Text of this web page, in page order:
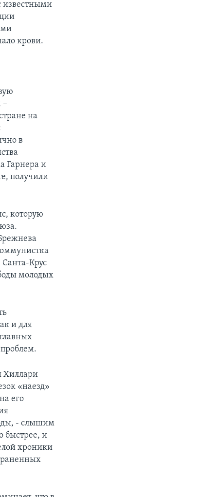
известными
крови.
–
на
в
Гарнера и
получили
которую
Крус
молодых
и для
Хиллари
«наезд»
его
- слышим
быстрее, и
хроники